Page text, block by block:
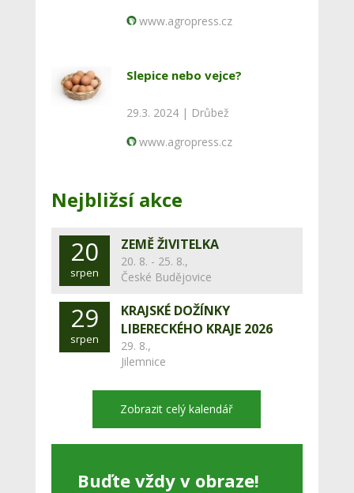
www.agropress.cz
Slepice nebo vejce?
29.3. 2024 | Drůbež
www.agropress.cz
Nejbližsí akce
20
srpen
ZEMĚ ŽIVITELKA
20. 8. - 25. 8.,
České Budějovice
29
srpen
KRAJSKÉ DOŽÍNKY
LIBERECKÉHO KRAJE 2026
29. 8.,
Jilemnice
Zobrazit celý kalendář
Buďte vždy v obraze!